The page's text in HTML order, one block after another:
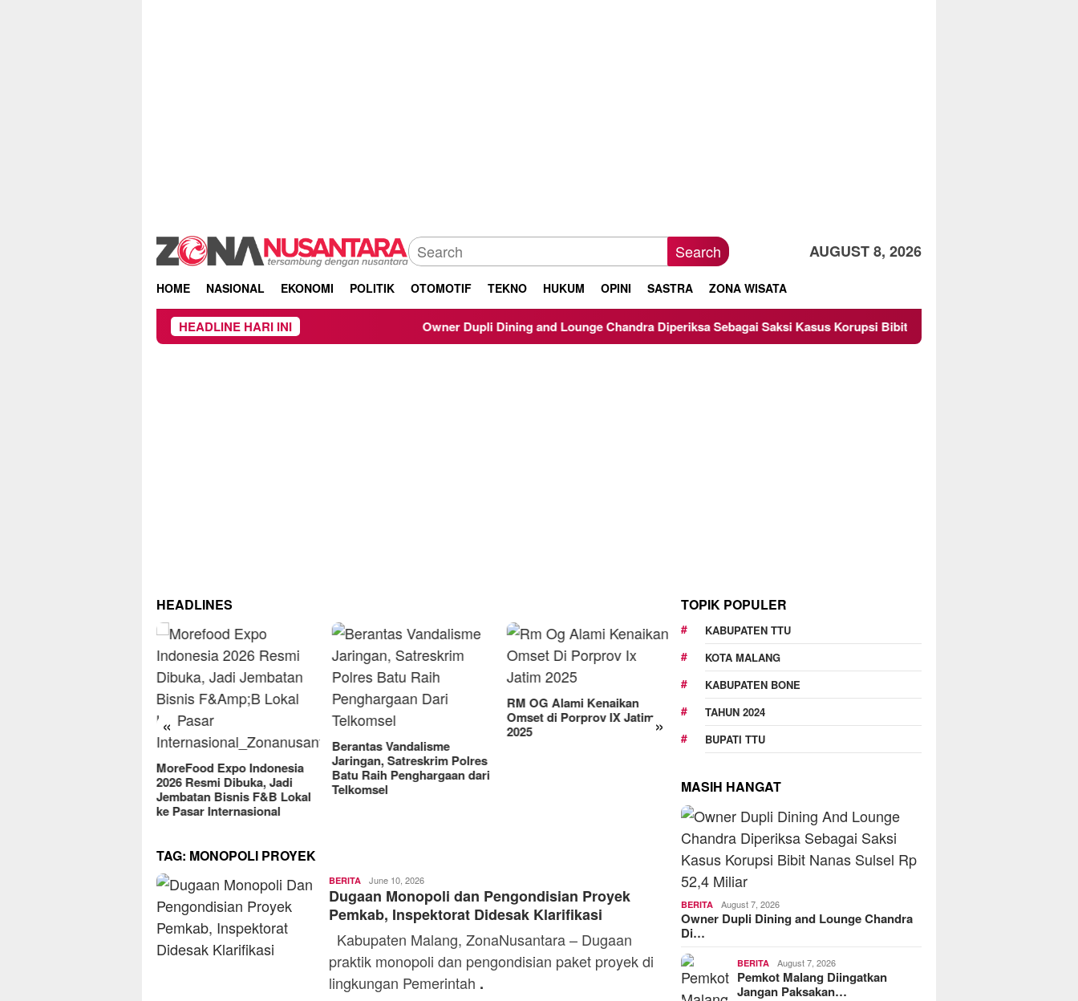
Search AUGUST 8, 2026
HOME NASIONAL EKONOMI POLITIK OTOMOTIF TEKNO HUKUM OPINI SASTRA ZONA WISATA
HEADLINE HARI INI Owner Dupli Dining and Lounge Chandra Diperiksa Sebagai Saksi Kasus Korupsi Bibit Nanas Sulsel Rp 52,4 Miliar
HEADLINES
« »
Berantas Vandalisme
Jaringan, Satreskrim Polres
Batu Raih Penghargaan dari
Telkomsel
RM OG Alami Kenaikan
Omset di Porprov IX Jatim
2025
Manjakan Pelanggan,
RAT Koperasi Jasa Widyani
Sejahtera Institut Perbanas,
ke Pasar Internasional
TAG: MONOPOLI PROYEK
BERITA Toski
Dermaleksana
June 10, 2026
Dugaan Monopoli dan Pengondisian Proyek
Pemkab, Inspektorat Didesak Klarifikasi
Kabupaten Malang, ZonaNusantara – Dugaan
praktik monopoli dan pengondisian paket proyek di
lingkungan Pemerintah .
TOPIK POPULER
KABUPATEN TTU
KOTA MALANG
KABUPATEN BONE
TAHUN 2024
BUPATI TTU
MASIH HANGAT
BERITA August 7, 2026
Owner Dupli Dining and Lounge Chandra
Di…
BERITA August 7, 2026
Pemkot Malang Diingatkan
Jangan Paksakan…